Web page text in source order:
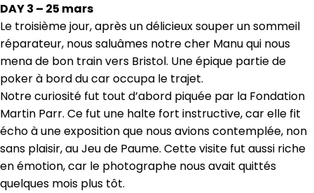
DAY 3 – 25 mars
Le troisième jour, après un délicieux souper un sommeil
réparateur, nous saluâmes notre cher Manu qui nous
mena de bon train vers Bristol. Une épique partie de
poker à bord du car occupa le trajet.
Notre curiosité fut tout d’abord piquée par la Fondation
Martin Parr. Ce fut une halte fort instructive, car elle fit
écho à une exposition que nous avions contemplée, non
sans plaisir, au Jeu de Paume. Cette visite fut aussi riche
en émotion, car le photographe nous avait quittés
quelques mois plus tôt.